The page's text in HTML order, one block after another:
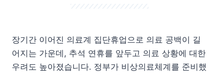
장기간 이어진 의료계 집단휴업으로 의료 공백이 길
어지는 가운데, 추석 연휴를 앞두고 의료 상황에 대한
우려도 높아졌습니다. 정부가 비상의료체계를 준비했